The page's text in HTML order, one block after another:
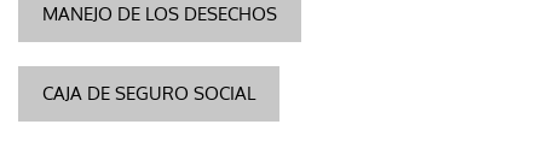
MANEJO DE LOS DESECHOS
CAJA DE SEGURO SOCIAL